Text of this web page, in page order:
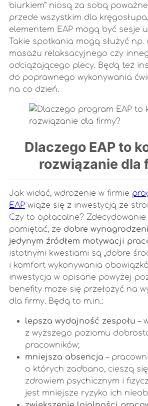
biurkiem” niosą za sobą
przede wszystkim dla
elementem EAP mogą być sesje
Takie spotkania mogą służyć np.
masażu relaksacyjnego czy
odciążającego plecy. Będą też
do poprawnego wykonywania
na co dzień.
Dlaczego EAP to
rozwiązanie dla
Jak widać, wdrożenie w firmie
EAPwiąże się z inwestycją ze
Czy to opłacalne?
pamiętać, że dobre
jedynym źródłem motywacji
istotnymi kwestiami są „dobre
i komfort wykonywania
inwestycja w opisane powyżej
benefity może się przełożyć na
dla firmy. Będą to m.in.:
lepsza wydajność zespołu –
z wyższego poziomu
pracowników;
mniejsza absencja–
o których zadbano, cieszą
zdrowiem psychicznym i
jest mniejsze ryzyko ich